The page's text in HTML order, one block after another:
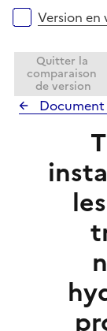
Version en
Quitter la
comparaison
de version